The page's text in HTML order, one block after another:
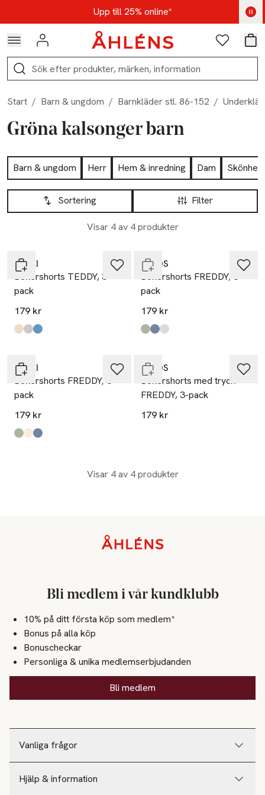
Hoppa till navigationsmenynUpp till 25% online*
Kod: AUG25 - Shoppa nu
Logga in Favoriter
Sök
Start / Barn & ungdom / Barnkläder stl. 86-152 /
Gröna kalsonger barn
Hoppa till produktsidan
Barn & ungdom Herr Hem & inredning Dam
Skönhet
Hoppa till produktsidan
Filter
Sortering
Visar 4 av 4 produkter
Lista över produkter
RIKIKI
Boxershorts TEDDY, 3-
pack
179 kr
Produkten finns i färgerna:
Dino / Green
Red,
Blue Print
Å KIDS
Boxershorts FREDDY, 3-
pack
179 kr
Produkten finns i färgerna:
Green Stripe
Blue Stripe
Grey/Black/White
RIKIKI
Boxershorts FREDDY, 3-
pack
179 kr
Produkten finns i färgerna:
Green Stripe
Dog,
Blue Stripe
Å KIDS
Boxershorts med tryck
FREDDY, 3-pack
179 kr
Visar 4 av 4 produkter
Vanliga frågor
Hjälp & information
Bli medlem i vår kundklubb
10% på ditt första köp som medlem*
Bonus på alla köp
Bonuscheckar
Personliga & unika medlemserbjudanden
Bli medlem